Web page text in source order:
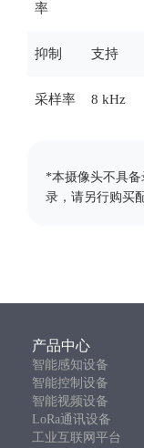
率
抑制 支持
采样率 8 kHz
*本摄像头不具
录，请另行购买
产品中心
智能感知设备
智能控制设备
智能视频设备
LoRa通讯设备
工业互联网平台